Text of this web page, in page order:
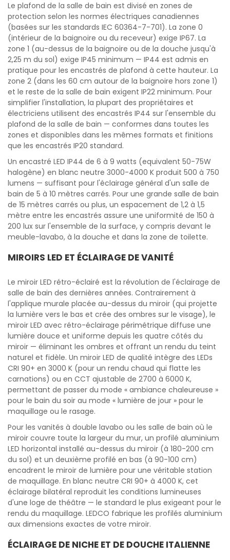
Le plafond de la salle de bain est divisé en zones de
protection selon les normes électriques canadiennes
(basées sur les standards IEC 60364-7-701). La zone 0
(intérieur de la baignoire ou du receveur) exige IP67. La
zone 1 (au-dessus de la baignoire ou de la douche jusqu'à
2,25 m du sol) exige IP45 minimum — IP44 est admis en
pratique pour les encastrés de plafond à cette hauteur. La
zone 2 (dans les 60 cm autour de la baignoire hors zone 1)
et le reste de la salle de bain exigent IP22 minimum. Pour
simplifier l'installation, la plupart des propriétaires et
électriciens utilisent des encastrés IP44 sur l'ensemble du
plafond de la salle de bain — conformes dans toutes les
zones et disponibles dans les mêmes formats et finitions
que les encastrés IP20 standard.
Un encastré LED IP44 de 6 à 9 watts (equivalent 50-75W
halogène) en blanc neutre 3000-4000 K produit 500 à 750
lumens — suffisant pour l'éclairage général d'un salle de
bain de 5 à 10 mètres carrés. Pour une grande salle de bain
de 15 mètres carrés ou plus, un espacement de 1,2 à 1,5
mètre entre les encastrés assure une uniformité de 150 à
200 lux sur l'ensemble de la surface, y compris devant le
meuble-lavabo, à la douche et dans la zone de toilette.
MIROIRS LED ET ÉCLAIRAGE DE VANITÉ
Le miroir LED rétro-éclairé est la révolution de l'éclairage de
salle de bain des dernières années. Contrairement à
l'applique murale placée au-dessus du miroir (qui projette
la lumière vers le bas et crée des ombres sur le visage), le
miroir LED avec rétro-éclairage périmétrique diffuse une
lumière douce et uniforme depuis les quatre côtés du
miroir — éliminant les ombres et offrant un rendu du teint
naturel et fidèle. Un miroir LED de qualité intègre des LEDs
CRI 90+ en 3000 K (pour un rendu chaud qui flatte les
carnations) ou en CCT ajustable de 2700 à 6000 K,
permettant de passer du mode « ambiance chaleureuse »
pour le bain du soir au mode « lumière de jour » pour le
maquillage ou le rasage.
Pour les vanités à double lavabo ou les salle de bain où le
miroir couvre toute la largeur du mur, un profilé aluminium
LED horizontal installé au-dessus du miroir (à 180-200 cm
du sol) et un deuxième profilé en bas (à 90-100 cm)
encadrent le miroir de lumière pour une véritable station
de maquillage. En blanc neutre CRI 90+ à 4000 K, cet
éclairage bilatéral reproduit les conditions lumineuses
d'une loge de théâtre — le standard le plus exigeant pour le
rendu du maquillage. LEDCO fabrique les profilés aluminium
aux dimensions exactes de votre miroir.
ÉCLAIRAGE DE NICHE ET DE DOUCHE ITALIENNE